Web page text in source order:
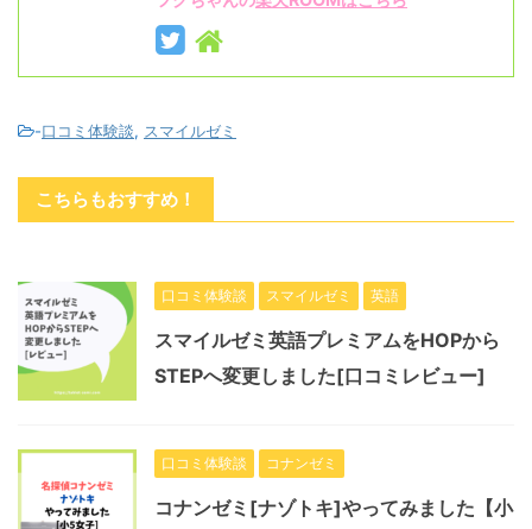
-口コミ体験談, スマイルゼミ
こちらもおすすめ！
口コミ体験談 スマイルゼミ 英語
スマイルゼミ英語プレミアムをHOPから
STEPへ変更しました[口コミレビュー]
口コミ体験談 コナンゼミ
コナンゼミ[ナゾトキ]やってみました【小